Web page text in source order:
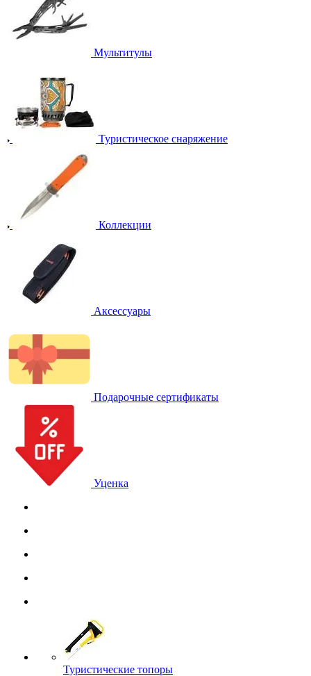
Мультитулы
Туристическое снаряжение
Коллекции
Аксессуары
Подарочные сертификаты
Уценка
Туристические топоры